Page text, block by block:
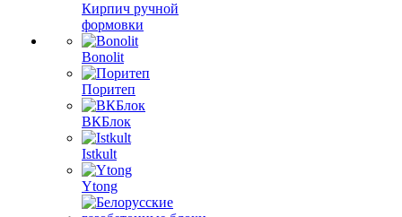
Кирпич ручной
формовки
Bonolit
Поритеп
ВКБлок
Istkult
Ytong